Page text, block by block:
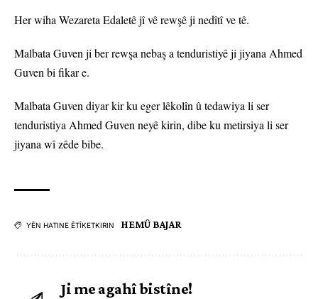
Her wiha Wezareta Edaletê jî vê rewşê ji nedîtî ve tê.
Malbata Guven ji ber rewşa nebaş a tenduristiyê ji jiyana Ahmed
Guven bi fikar e.
Malbata Guven diyar kir ku eger lêkolîn û tedawiya li ser
tenduristiya Ahmed Guven neyê kirin, dibe ku metirsiya li ser
jiyana wî zêde bibe.
YÊN HATINE ÊTÎKETKIRIN HEMÛ BAJAR
Ji me agahî bistîne!